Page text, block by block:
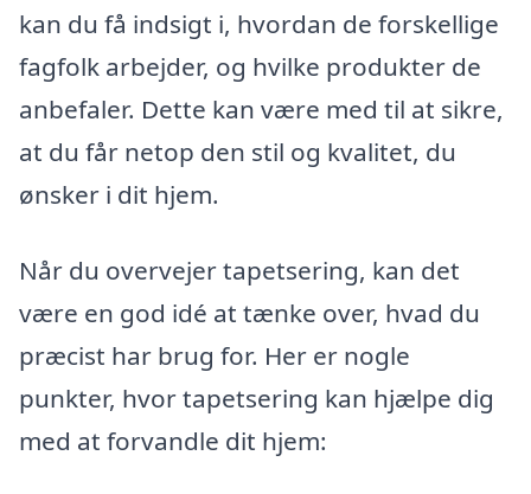
kan du få indsigt i, hvordan de forskellige
fagfolk arbejder, og hvilke produkter de
anbefaler. Dette kan være med til at sikre,
at du får netop den stil og kvalitet, du
ønsker i dit hjem.
Når du overvejer tapetsering, kan det
være en god idé at tænke over, hvad du
præcist har brug for. Her er nogle
punkter, hvor tapetsering kan hjælpe dig
med at forvandle dit hjem: